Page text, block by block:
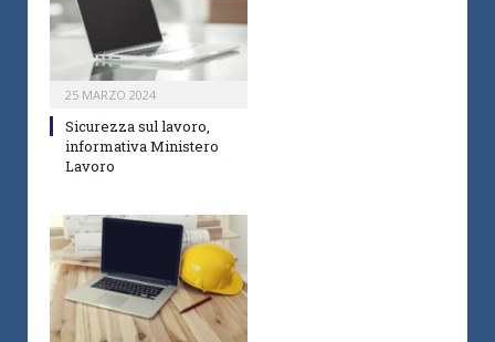
25 MARZO 2024
Sicurezza sul lavoro,
informativa Ministero
Lavoro